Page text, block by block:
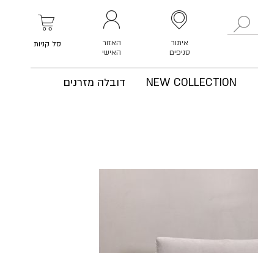
האזור
האישי
איתור
סניפים
סל קניות
NEW COLLECTION דובלה מזרנים